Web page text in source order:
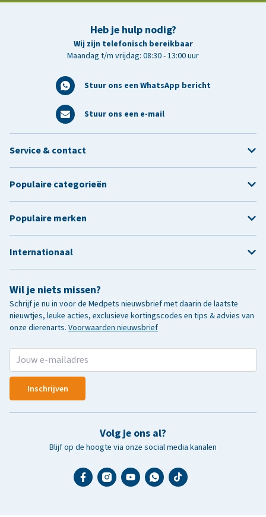
Heb je hulp nodig?
Wij zijn telefonisch bereikbaar
Maandag t/m vrijdag: 08:30 - 13:00 uur
Stuur ons een WhatsApp bericht
Stuur ons een e-mail
Wil je niets missen?
Schrijf je nu in voor de Medpets nieuwsbrief met daarin de laatste
nieuwtjes, leuke acties, exclusieve kortingscodes en tips & advies van
onze dierenarts. Voorwaarden nieuwsbrief
Inschrijven
Volg je ons al?
Blijf op de hoogte via onze social media kanalen
Service & contact
Populaire categorieën
Populaire merken
Internationaal